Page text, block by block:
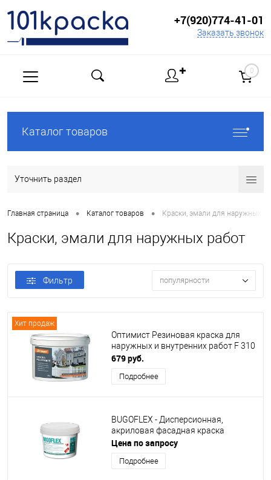
+7(920)774-41-01
Заказать звонок
✚ 0
Каталог товаров
Уточнить раздел
Главная страница • Каталог товаров • Краски, эмали для наружных
Краски, эмали для наружных работ
Фильтр популярности
Хит продаж
Оптимист Резиновая краска для
наружных и внутренних работ F 310
679 руб.
Подробнее
BUGOFLEX - Дисперсионная,
акриловая фасадная краска
Цена по запросу
Подробнее